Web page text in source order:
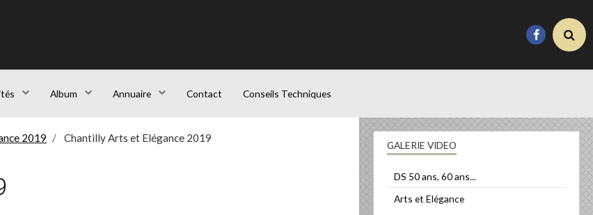
Album Annuaire Contact Conseils Techniques
2019 Chantilly Arts et Elégance 2019
GALERIE VIDEO
DS 50 ans, 60 ans...
Arts et Elégance